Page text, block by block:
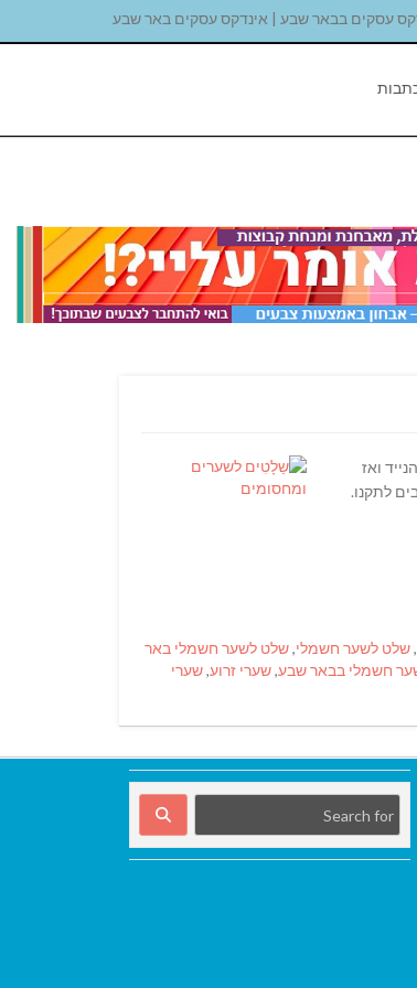
עסקים בבאר שבע | אינדקס עסקים באר שבע
ואז
לתקנו.
,שלט לשער חשמלי,שלט לשער חשמלי באר
חשמלי בבאר שבע,שערי זרוע,שערי